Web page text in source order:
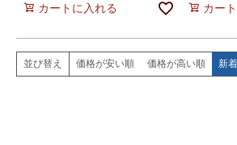
カートに入れる カー
並び替え 価格が安い順 価格が高い順 新